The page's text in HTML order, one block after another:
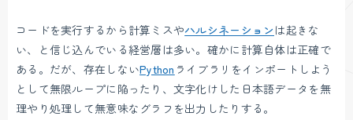
コードを実行するから計算ミスやハルシネーション は起きな
い、と信じ込んでいる経営層は多い。確かに計算自体は正確で
ある。だが、存在しないPython ライブラリをインポートしよう
として無限ループに陥ったり、文字化けした日本語データを無
理やり処理して無意味なグラフを出力したりする。